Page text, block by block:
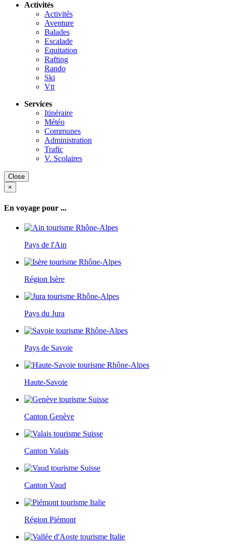
Activités
Activités
Aventure
Balades
Escalade
Equitation
Rafting
Rando
Ski
Vtt
Services
Itinéraire
Météo
Communes
Administration
Trafic
V. Scolaires
Close
×
En voyage pour ...
Pays de l'Ain
Région Isère
Pays du Jura
Pays de Savoie
Haute-Savoie
Canton Genève
Canton Valais
Canton Vaud
Région Piémont